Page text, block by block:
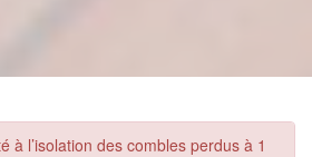
à l’isolation des combles perdus à 1